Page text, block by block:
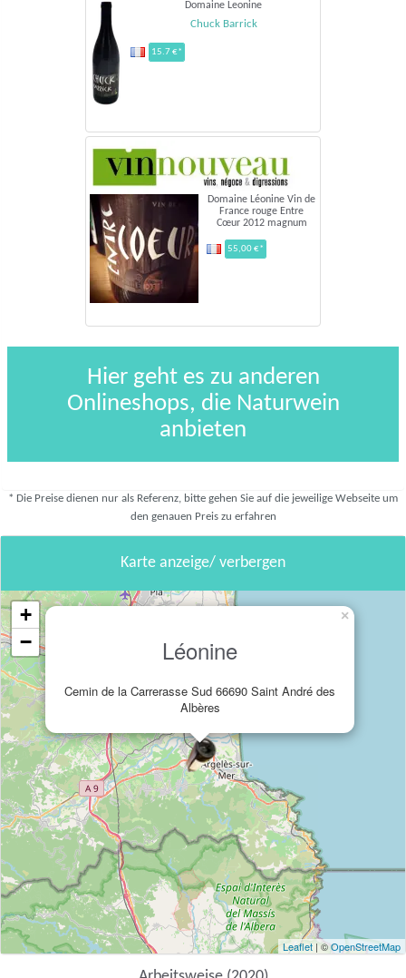
Domaine Leonine
Chuck Barrick
15.7 €*
Domaine Léonine Vin de
France rouge Entre
Cœur 2012 magnum
55,00 €*
Hier geht es zu anderen
Onlineshops, die Naturwein
anbieten
* Die Preise dienen nur als Referenz, bitte gehen Sie auf die jeweilige Webseite um
den genauen Preis zu erfahren
Karte anzeige/ verbergen
Léonine
Cemin de la Carrerasse Sud 66690 Saint André des
Albères
×
+
−
Leaflet | ©OpenStreetMap